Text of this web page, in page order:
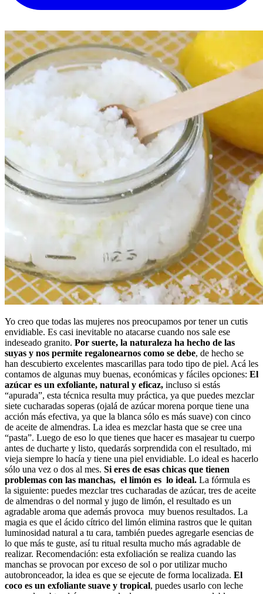
Yo creo que todas las mujeres nos preocupamos por tener un cutis
envidiable. Es casi inevitable no atacarse cuando nos sale ese
indeseado granito. Por suerte, la naturaleza ha hecho de las
suyas y nos permite regalonearnos como se debe, de hecho se
han descubierto excelentes mascarillas para todo tipo de piel. Acá les
contamos de algunas muy buenas, económicas y fáciles opciones: El
azúcar es un exfoliante, natural y eficaz, incluso si estás
“apurada”, esta técnica resulta muy práctica, ya que puedes mezclar
siete cucharadas soperas (ojalá de azúcar morena porque tiene una
acción más efectiva, ya que la blanca sólo es más suave) con cinco
de aceite de almendras. La idea es mezclar hasta que se cree una
“pasta”. Luego de eso lo que tienes que hacer es masajear tu cuerpo
antes de ducharte y listo, quedarás sorprendida con el resultado, mi
vieja siempre lo hacía y tiene una piel envidiable. Lo ideal es hacerlo
sólo una vez o dos al mes. Si eres de esas chicas que tienen
problemas con las manchas, el limón es lo ideal. La fórmula es
la siguiente: puedes mezclar tres cucharadas de azúcar, tres de aceite
de almendras o del normal y jugo de limón, el resultado es un
agradable aroma que además provoca muy buenos resultados. La
magia es que el ácido cítrico del limón elimina rastros que le quitan
luminosidad natural a tu cara, también puedes agregarle esencias de
lo que más te guste, así tu ritual resulta mucho más agradable de
realizar. Recomendación: esta exfoliación se realiza cuando las
manchas se provocan por exceso de sol o por utilizar mucho
autobronceador, la idea es que se ejecute de forma localizada. El
coco es un exfoliante suave y tropical, puedes usarlo con leche